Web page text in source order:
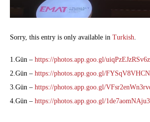
Sorry, this entry is only available in Turkish.
1.Gün – https://photos.app.goo.gl/
2.Gün – https://photos.app.goo.gl/
3.Gün – https://photos.app.goo.gl/
4.Gün – https://photos.app.goo.gl/